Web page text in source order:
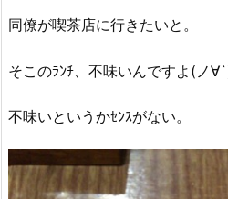
同僚が喫茶店に行きたいと。
そこのﾗﾝﾁ、不味いんですよ(ノ
不味いというかｾﾝｽがない。